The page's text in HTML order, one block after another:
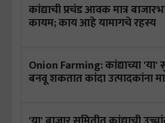
कांद्याची प्रचंड आवक मात्र
कायम; काय आहे यामागचे रहस्य
Onion Farming: कांद्याच्या 'या'
बनवू शकतात कांदा उत्पादकांना